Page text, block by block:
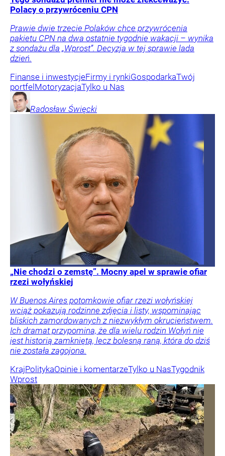
Polacy o przywróceniu CPN
Prawie dwie trzecie Polaków chce przywrócenia
pakietu CPN na dwa ostatnie tygodnie wakacji – wynika
z sondażu dla „Wprost”. Decyzja w tej sprawie lada
dzień.
Finanse i inwestycjeFirmy i rynkiGospodarkaTwój
portfel MotoryzacjaTylko u Nas
Radosław Święcki
„Nie chodzi o zemstę”. Mocny apel w sprawie ofiar
rzezi wołyńskiej
W Buenos Aires potomkowie ofiar rzezi wołyńskiej
wciąż pokazują rodzinne zdjęcia i listy, wspominając
bliskich zamordowanych z niezwykłym okrucieństwem.
Ich dramat przypomina, że dla wielu rodzin Wołyń nie
jest historią zamkniętą, lecz bolesną raną, która do dziś
nie została zagojona.
KrajPolitykaOpinie i komentarzeTylko u NasTygodnik
Wprost